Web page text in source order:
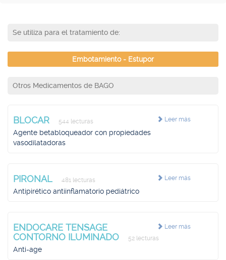
Se utiliza para el tratamiento de:
Embotamiento - Estupor
Otros Medicamentos de BAGO
Leer más
BLOCAR 544 lecturas
Agente betabloqueador con propiedades
vasodilatadoras
Leer más
PIRONAL 481 lecturas
Antipirético antiinflamatorio pediátrico
Leer más
ENDOCARE TENSAGE
CONTORNO ILUMINADO
52 lecturas
Anti-age